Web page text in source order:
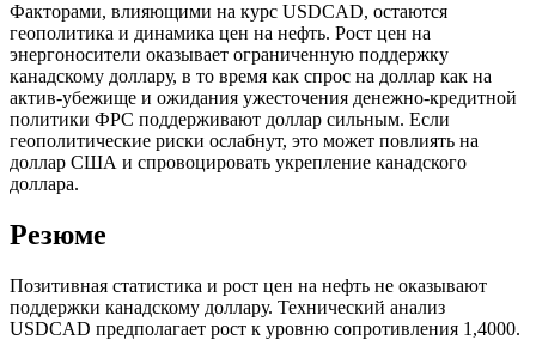
Факторами, влияющими на курс USDCAD, остаются
геополитика и динамика цен на нефть. Рост цен на
энергоносители оказывает ограниченную поддержку
канадскому доллару, в то время как спрос на доллар как на
актив-убежище и ожидания ужесточения денежно-кредитной
политики ФРС поддерживают доллар сильным. Если
геополитические риски ослабнут, это может повлиять на
доллар США и спровоцировать укрепление канадского
доллара.
Резюме
Позитивная статистика и рост цен на нефть не оказывают
поддержки канадскому доллару. Технический анализ
USDCAD предполагает рост к уровню сопротивления 1,4000.